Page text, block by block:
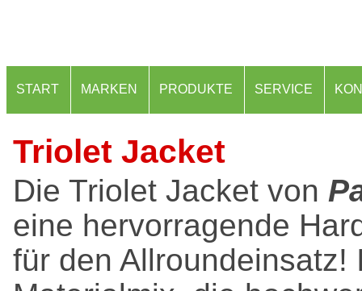
START MARKEN PRODUKTE SERVICE
Triolet Jacket
Die Triolet Jacket von
eine hervorragende
für den Allroundeinsatz!